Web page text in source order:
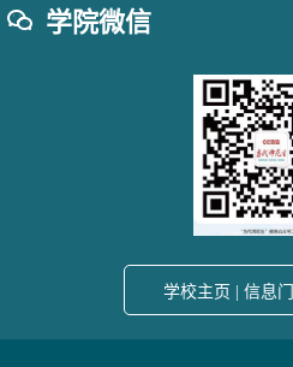
学院微信
学校主页 信息